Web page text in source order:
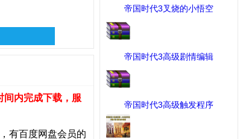
帝国时代3叉烧的小悟空
UI ...
[UI] 下载：72 次
帝国时代3高级剧情编辑
器 ...
[剧情战役] 下载：174 次
帝国时代3高级触发程序
...
[剧情战役] 下载：72 次
间内完成下载，服
有百度网盘会员的